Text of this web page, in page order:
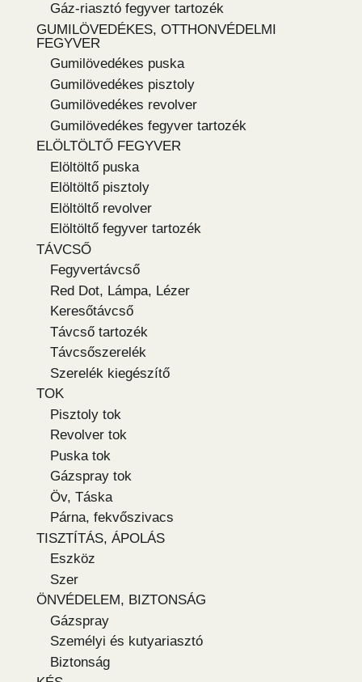
Gáz-riasztó fegyver tartozék
GUMILÖVEDÉKES, OTTHONVÉDELMI
FEGYVER
Gumilövedékes puska
Gumilövedékes pisztoly
Gumilövedékes revolver
Gumilövedékes fegyver tartozék
ELÖLTÖLTŐ FEGYVER
Elöltöltő puska
Elöltöltő pisztoly
Elöltöltő revolver
Elöltöltő fegyver tartozék
TÁVCSŐ
Fegyvertávcső
Red Dot, Lámpa, Lézer
Keresőtávcső
Távcső tartozék
Távcsőszerelék
Szerelék kiegészítő
TOK
Pisztoly tok
Revolver tok
Puska tok
Gázspray tok
Öv, Táska
Párna, fekvőszivacs
TISZTÍTÁS, ÁPOLÁS
Eszköz
Szer
ÖNVÉDELEM, BIZTONSÁG
Gázspray
Személyi és kutyariasztó
Biztonság